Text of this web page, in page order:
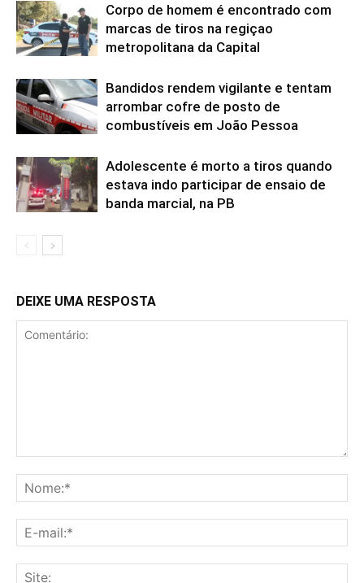
Corpo de homem é encontrado com
marcas de tiros na regiçao
metropolitana da Capital
Bandidos rendem vigilante e tentam
arrombar cofre de posto de
combustíveis em João Pessoa
Adolescente é morto a tiros quando
estava indo participar de ensaio de
banda marcial, na PB
DEIXE UMA RESPOSTA